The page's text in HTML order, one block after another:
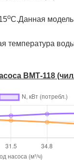
оC.Данная
ВМТ-118